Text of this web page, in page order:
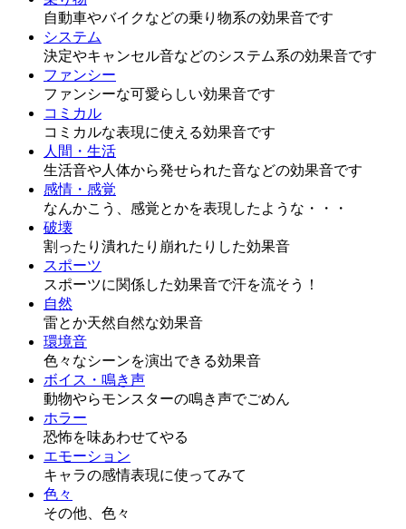
自動車やバイクなどの乗り物系の効果音です
システム
決定やキャンセル音などのシステム系の効果音です
ファンシー
ファンシーな可愛らしい効果音です
コミカル
コミカルな表現に使える効果音です
人間・生活
生活音や人体から発せられた音などの効果音です
感情・感覚
なんかこう、感覚とかを表現したような・・・
破壊
割ったり潰れたり崩れたりした効果音
スポーツ
スポーツに関係した効果音で汗を流そう！
自然
雷とか天然自然な効果音
環境音
色々なシーンを演出できる効果音
ボイス・鳴き声
動物やらモンスターの鳴き声でごめん
ホラー
恐怖を味あわせてやる
エモーション
キャラの感情表現に使ってみて
色々
その他、色々